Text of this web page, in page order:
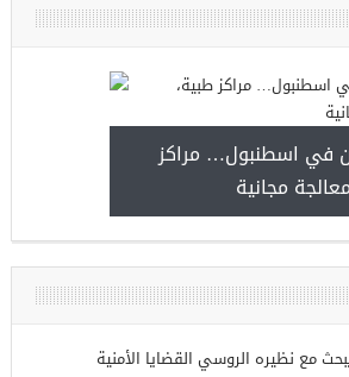
للسوريين في اسطنبول… مراكز
طبية، ومعالجة مجانية